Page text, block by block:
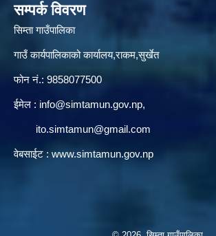
सम्पर्क विवरण
सिम्ता गाउँपालिका
गाउँ कार्यपालिकाको कार्यालय,राकम,सुर्खेत
फोन नं.: 9858077500
ईमेल‌ : info@simtamun.gov.np,
ito.simtamun@gmail.com
वेबसाईट : www.simtamun.gov.np